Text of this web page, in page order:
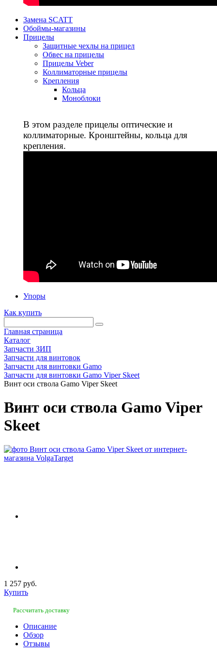
Замена SCATT
Обоймы-магазины
Прицелы
Защитные чехлы на прицел
Обвес на прицелы
Прицелы Veber
Коллиматорные прицелы
Крепления
Кольца
Моноблоки
В этом разделе прицелы оптические и
коллиматорные. Кронштейны, кольца для
крепления.
Упоры
Как купить
Главная страница
Каталог
Запчасти ЗИП
Запчасти для винтовок
Запчасти для винтовки Gamo
Запчасти для винтовки Gamo Viper Skeet
Винт оси ствола Gamo Viper Skeet
Винт оси ствола Gamo Viper
Skeet
1 257 руб.
Купить
Рассчитать доставку
Описание
Обзор
Отзывы